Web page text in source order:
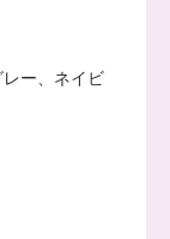
レー、ネイビ